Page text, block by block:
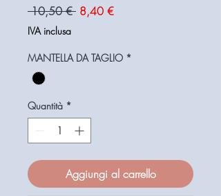
10,50 € Prezzo
8,40 €Prezzo
IVA inclusa
MANTELLA DA TAGLIO *
Quantità *
Aggiungi al carrello